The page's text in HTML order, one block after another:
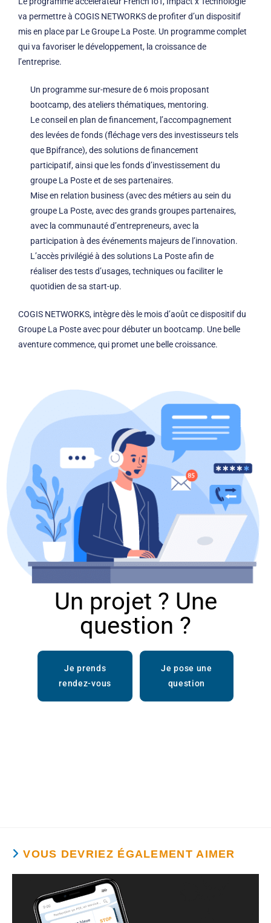
va permettre à COGIS NETWORKS de profiter d’un dispositif
mis en place par Le Groupe La Poste. Un programme complet
qui va favoriser le développement, la croissance de
l’entreprise.
Un programme sur-mesure de 6 mois proposant
bootcamp, des ateliers thématiques, mentoring.
Le conseil en plan de financement, l’accompagnement
des levées de fonds (fléchage vers des investisseurs tels
que Bpifrance), des solutions de financement
participatif, ainsi que les fonds d’investissement du
groupe La Poste et de ses partenaires.
Mise en relation business (avec des métiers au sein du
groupe La Poste, avec des grands groupes partenaires,
avec la communauté d’entrepreneurs, avec la
participation à des événements majeurs de l’innovation.
L’accès privilégié à des solutions La Poste afin de
réaliser des tests d’usages, techniques ou faciliter le
quotidien de sa start-up.
COGIS NETWORKS, intègre dès le mois d’août ce dispositif du
Groupe La Poste avec pour débuter un bootcamp. Une belle
aventure commence, qui promet une belle croissance.
Un projet ? Une
question ?
Je prends
rendez-vous
Je pose une
question
VOUS DEVRIEZ ÉGALEMENT AIMER